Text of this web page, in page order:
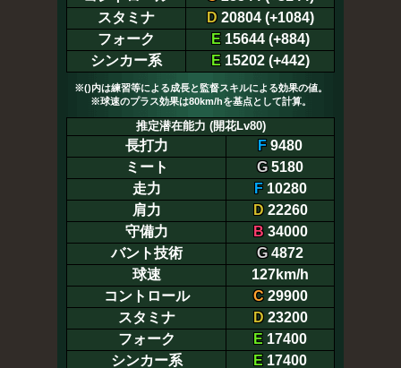
スタミナ
D20804 (+1084)
フォーク
E15644 (+884)
シンカー系
E15202 (+442)
※()内は練習等による成長と監督スキルによる効果の値。
※球速のプラス効果は80km/hを基点として計算。
推定潜在能力 (開花Lv80)
長打力 F 9480
ミート
G5180
走力
F10280
肩力
D22260
守備力
B34000
バント技術
G4872
球速
127km/h
コントロール
C29900
スタミナ
D23200
フォーク
E 17400
シンカー系
E 17400